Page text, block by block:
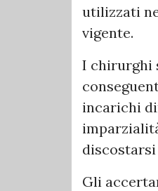
utilizzati
vigente.
I chirurghi
incarichi
Gli